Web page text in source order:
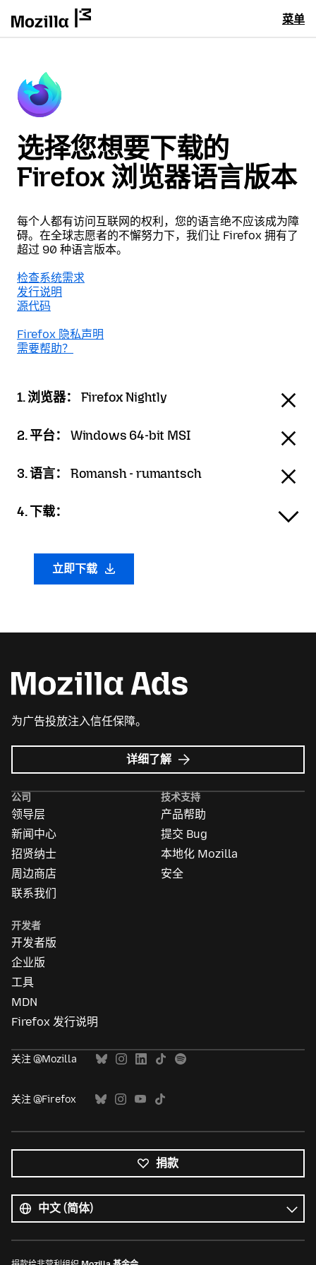
菜单
选择您想要下载的
Firefox 浏览器语言版本
每个人都有访问互联网的权利，您的语言绝不应该成为障
碍。在全球志愿者的不懈努力下，我们让 Firefox 拥有了
超过 90 种语言版本。
检查系统需求
发行说明
源代码
Firefox 隐私声明
需要帮助？
1. 浏览器： Firefox Nightly
2. 平台： Windows 64-bit MSI
3. 语言： Romansh - rumantsch
4. 下载：
立即下载
为广告投放注入信任保障。
详细了解 Mozilla
广
公司
领导层
新闻中心
招贤纳士
周边商店
联系我们
技术支持
产品帮助
提交 Bug
本地化 Mozilla
安全
开发者
开发者版
企业版
工具
MDN
Firefox 发行说明
关注 @Mozilla
关注 @Firefox
捐款
有
语
言
语
言